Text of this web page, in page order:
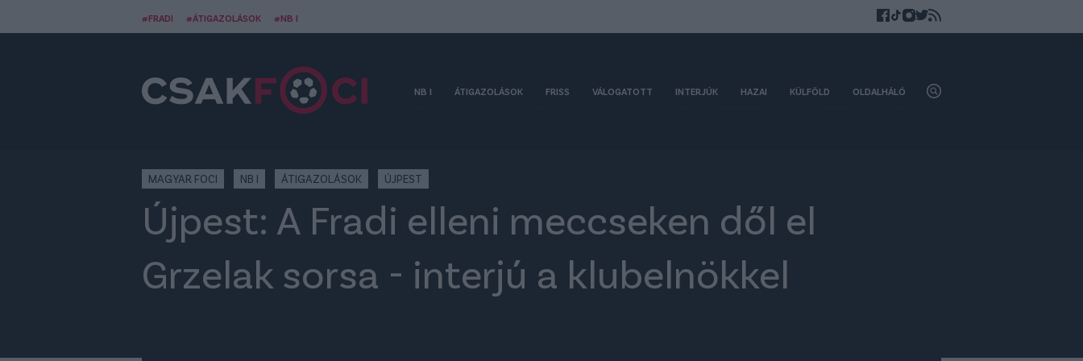
#FRADI #ÁTIGAZOLÁSOK #NB I
NB I ÁTIGAZOLÁSOK FRISS VÁLOGATOTT INTERJÚK HAZAI KÜLFÖLD OLDALHÁLÓ
MAGYAR FOCI NB I ÁTIGAZOLÁSOK ÚJPEST
Újpest: A Fradi elleni meccseken dől el
Grzelak sorsa - interjú a klubelnökkel